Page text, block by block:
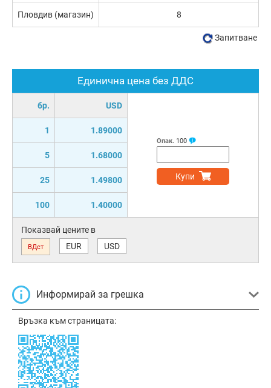
Единична цена без ДДС
бр. USD
1 1.89000
5 1.68000
25 1.49800
100 1.40000
Опак. 100
Купи
Показвай цените в
ВДст EUR USD
Информирай за грешка
Връзка към страницата:
Пловдив (магазин) 8
Запитване